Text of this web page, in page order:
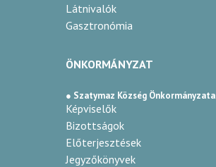
Látnivalók
Gasztronómia
ÖNKORMÁNYZAT
● Szatymaz Község Önkormányzata
Képviselők
Bizottságok
Előterjesztések
Jegyzőkönyvek